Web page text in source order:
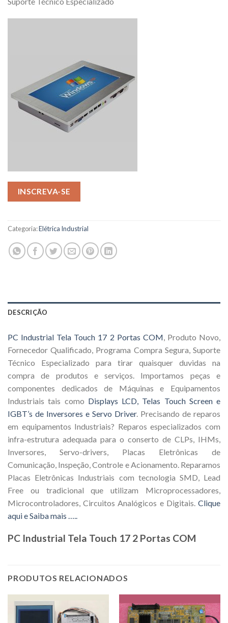
INSCREVA-SE
Categoria:Elétrica Industrial
DESCRIÇÃO
PC Industrial Tela Touch 17 2 Portas COM , Produto Novo,
Fornecedor Qualificado, Programa Compra Segura, Suporte
Técnico Especializado para tirar quaisquer duvidas na
compra de produtos e serviços. Importamos peças e
componentes dedicados de Máquinas e Equipamentos
Industriais tais como Displays LCD, Telas Touch Screen e
IGBT’s de Inversores e Servo Driver. Precisando de reparos
em equipamentos Industriais? Reparos especializados com
infra-estrutura adequada para o conserto de CLPs, IHMs,
Inversores, Servo-drivers, Placas Eletrônicas de
Comunicação, Inspeção, Controle e Acionamento. Reparamos
Placas Eletrônicas Industriais com tecnologia SMD, Lead
Free ou tradicional que utilizam Microprocessadores,
Microcontroladores, Circuitos Analógicos e Digitais. Clique
aqui e Saiba mais …..
PC Industrial Tela Touch 17 2 Portas COM
PRODUTOS RELACIONADOS